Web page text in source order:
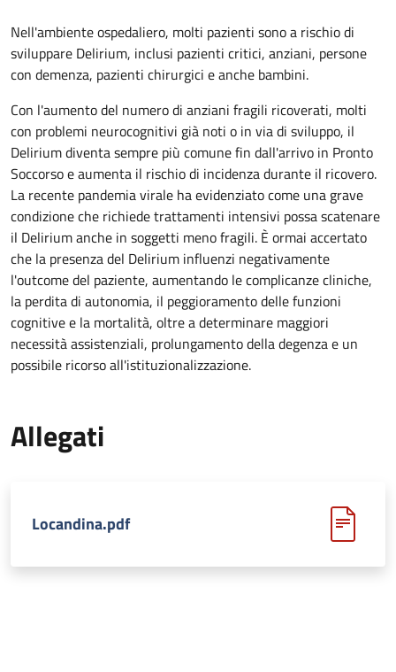
Nell'ambiente ospedaliero, molti pazienti sono a rischio di
sviluppare Delirium, inclusi pazienti critici, anziani, persone
con demenza, pazienti chirurgici e anche bambini.
Con l'aumento del numero di anziani fragili ricoverati, molti
con problemi neurocognitivi già noti o in via di sviluppo, il
Delirium diventa sempre più comune fin dall'arrivo in Pronto
Soccorso e aumenta il rischio di incidenza durante il ricovero.
La recente pandemia virale ha evidenziato come una grave
condizione che richiede trattamenti intensivi possa scatenare
il Delirium anche in soggetti meno fragili. È ormai accertato
che la presenza del Delirium influenzi negativamente
l'outcome del paziente, aumentando le complicanze cliniche,
la perdita di autonomia, il peggioramento delle funzioni
cognitive e la mortalità, oltre a determinare maggiori
necessità assistenziali, prolungamento della degenza e un
possibile ricorso all'istituzionalizzazione.
Allegati
Locandina.pdf